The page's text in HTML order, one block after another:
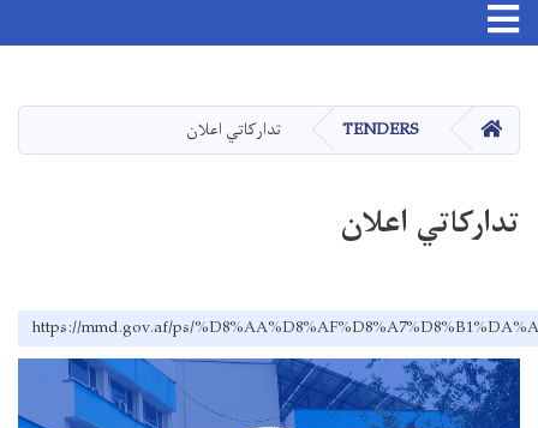
دانګل
Toggle navigation
کور TENDERS تدارکاتي اعلان
تدارکاتي اعلان
https://mmd.gov.af/ps/